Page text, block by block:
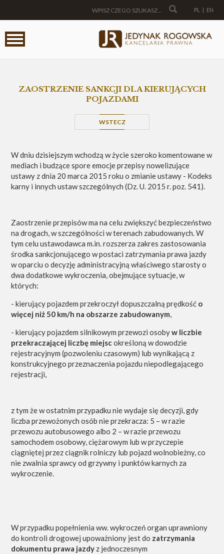
PL | EN
ZAOSTRZENIE SANKCJI DLA KIERUJĄCYCH
POJAZDAMI
WSTECZ
W dniu dzisiejszym wchodzą w życie szeroko komentowane w
mediach i budzące spore emocje przepisy nowelizujące
ustawy z dnia 20 marca 2015 roku o zmianie ustawy - Kodeks
karny i innych ustaw szczególnych (Dz. U. 2015 r. poz. 541).
Zaostrzenie przepisów ma na celu zwiększyć bezpieczeństwo
na drogach, w szczególności w terenach zabudowanych. W
tym celu ustawodawca m.in. rozszerza zakres zastosowania
środka sankcjonującego w postaci zatrzymania prawa jazdy
w oparciu o decyzję administracyjną właściwego starosty o
dwa dodatkowe wykroczenia, obejmujące sytuacje, w
których:
- kierujący pojazdem przekroczył dopuszczalną prędkość o
więcej niż 50 km/h na obszarze zabudowanym,
- kierujący pojazdem silnikowym przewozi osobyw liczbie
przekraczającej liczbę miejscokreśloną w dowodzie
rejestracyjnym (pozwoleniu czasowym) lub wynikającą z
konstrukcyjnego przeznaczenia pojazdu niepodlegającego
rejestracji,
z tym że w ostatnim przypadku nie wydaje się decyzji, gdy
liczba przewożonych osób nie przekracza: 5 – w razie
przewozu autobusowego albo 2 – w razie przewozu
samochodem osobowy, ciężarowym lub w przyczepie
ciągniętej przez ciągnik rolniczy lub pojazd wolnobieżny, co
nie zwalnia sprawcy od grzywny i punktów karnych za
wykroczenie.
W przypadku popełnienia ww. wykroczeń organ uprawniony
do kontroli drogowej upoważniony jest do zatrzymania
dokumentu prawa jazdy z jednoczesnym